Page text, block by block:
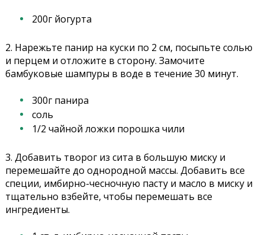
200г йогурта
2. Нарежьте панир на куски по 2 см, посыпьте солью
и перцем и отложите в сторону. Замочите
бамбуковые шампуры в воде в течение 30 минут.
300г панира
соль
1/2 чайной ложки порошка чили
3. Добавить творог из сита в большую миску и
перемешайте до однородной массы. Добавить все
специи, имбирно-чесночную пасту и масло в миску и
тщательно взбейте, чтобы перемешать все
ингредиенты.